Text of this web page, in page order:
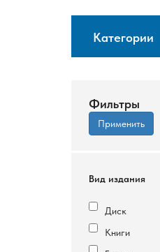
Категории
Фильтры
Вид издания
Диск
Книги